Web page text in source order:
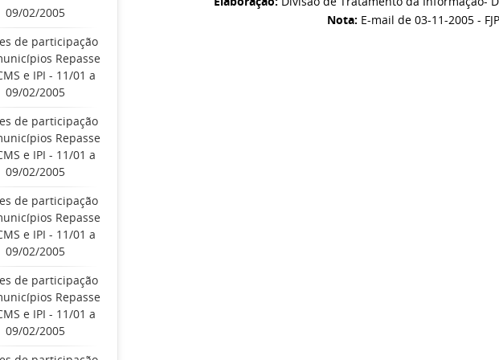
09/02/2005
de participação
Repasse
e IPI - 11/01 a
09/02/2005
de participação
Repasse
e IPI - 11/01 a
09/02/2005
de participação
Repasse
e IPI - 11/01 a
09/02/2005
de participação
Repasse
e IPI - 11/01 a
09/02/2005
Nota: E-mail de 03-11-2005 - FJP